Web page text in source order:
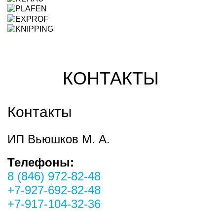
КОНТАКТЫ
Контакты
ИП Вьюшков М. А.
Телефоны:
8 (846) 972-82-48
+7-927-692-82-48
+7-917-104-32-36